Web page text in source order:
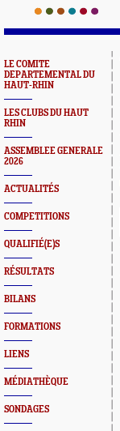
LE COMITE
DEPARTEMENTAL DU
HAUT-RHIN
LES CLUBS DU HAUT
RHIN
ASSEMBLEE GENERALE
2026
ACTUALITÉS
COMPETITIONS
QUALIFIÉ(E)S
RÉSULTATS
BILANS
FORMATIONS
LIENS
MÉDIATHÈQUE
SONDAGES